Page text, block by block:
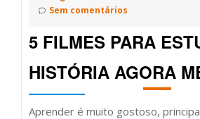
Sem comentários
5 FILMES PARA
HISTÓRIA AGORA
Aprender é muito gostoso,